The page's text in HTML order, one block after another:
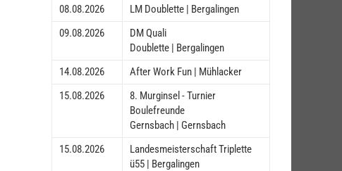
08.08.2026
LM Doublette | Bergalingen
09.08.2026
DM Quali
Doublette | Bergalingen
14.08.2026
After Work Fun | Mühlacker
15.08.2026
8. Murginsel - Turnier
Boulefreunde
Gernsbach | Gernsbach
15.08.2026
Landesmeisterschaft Triplette
ü55 | Bergalingen